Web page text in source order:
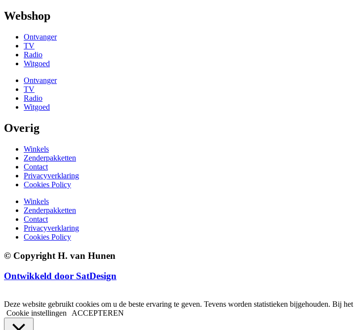
Webshop
Ontvanger
TV
Radio
Witgoed
Ontvanger
TV
Radio
Witgoed
Overig
Winkels
Zenderpakketten
Contact
Privacyverklaring
Cookies Policy
Winkels
Zenderpakketten
Contact
Privacyverklaring
Cookies Policy
© Copyright H. van Hunen
Ontwikkeld door SatDesign
Deze website gebruikt cookies om u de beste ervaring te geven. Tevens worden statistieken bijgehouden. Bij
Cookie instellingen
ACCEPTEREN